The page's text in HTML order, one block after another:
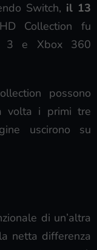
Switch, il 13
Collection fu
3 e Xbox 360
possono
volta i primi tre
uscirono su
di un’altra
netta differenza